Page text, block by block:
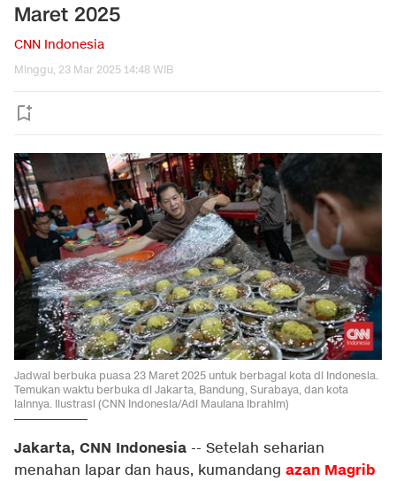
Maret 2025
CNN Indonesia
Minggu, 23 Mar 2025 14:48 WIB
Jadwal berbuka puasa 23 Maret 2025 untuk berbagai kota di Indonesia.
Temukan waktu berbuka di Jakarta, Bandung, Surabaya, dan kota
lainnya. Ilustrasi (CNN Indonesia/Adi Maulana Ibrahim)
Jakarta, CNN Indonesia -- Setelah seharian
menahan lapar dan haus, kumandang azan Magrib